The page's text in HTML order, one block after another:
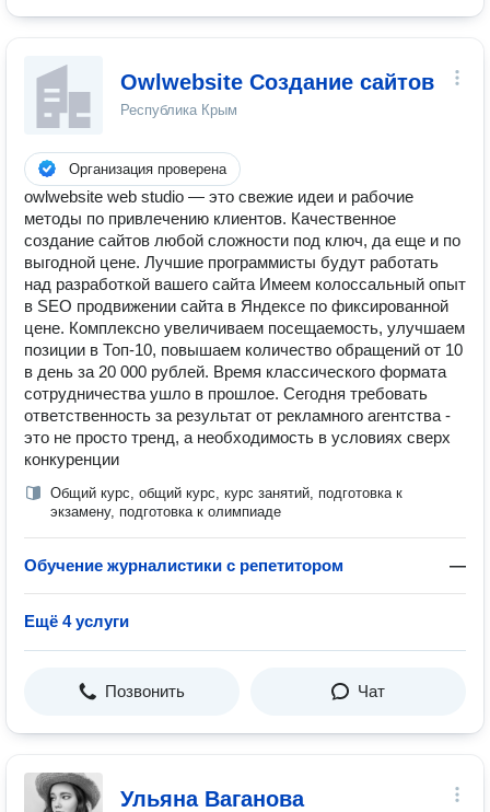
Owlwebsite Создание сайтов
Республика Крым
Организация проверена
owlwebsite web studio — это свежие идеи и рабочие
методы по привлечению клиентов. Качественное
создание сайтов любой сложности под ключ, да еще и по
выгодной цене. Лучшие программисты будут работать
над разработкой вашего сайта Имеем колоссальный опыт
в SEO продвижении сайта в Яндексе по фиксированной
цене. Комплексно увеличиваем посещаемость, улучшаем
позиции в Топ-10, повышаем количество обращений от 10
в день за 20 000 рублей. Время классического формата
сотрудничества ушло в прошлое. Сегодня требовать
ответственность за результат от рекламного агентства -
это не просто тренд, а необходимость в условиях сверх
конкуренции
Общий курс, общий курс, курс занятий, подготовка к
экзамену, подготовка к олимпиаде
Обучение журналистики с репетитором —
Ещё 4 услуги
Позвонить Чат
Ульяна Ваганова